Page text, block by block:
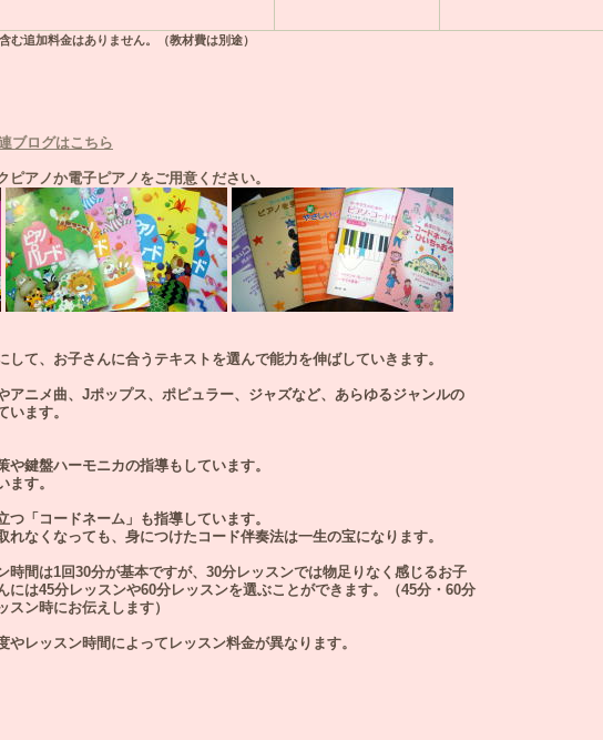
追加料金はありません。（教材費は別途）
ブログはこちら
アノか電子ピアノをご用意ください。
て、お子さんに合うテキストを選んで能力を伸ばしていきます。
アニメ曲、Jポップス、ポピュラー、ジャズなど、あらゆるジャンルの
ます。
鍵盤ハーモニカの指導もしています。
ます。
「コードネーム」も指導しています。
なくなっても、身につけたコード伴奏法は一生の宝になります。
間は1回30分が基本ですが、30分レッスンでは物足りなく感じるお子
には45分レッスンや60分レッスンを選ぶことができます。（45分・60分
ン時にお伝えします）
レッスン時間によってレッスン料金が異なります。